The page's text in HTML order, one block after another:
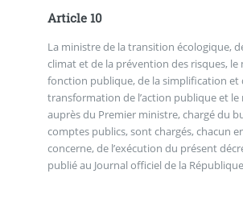
Article 10
La ministre de la transition écologique,
climat et de la prévention des risques, le
fonction publique, de la simplification et
transformation de l’action publique et le
auprès du Premier ministre, chargé du
comptes publics, sont chargés, chacun
concerne, de l’exécution du présent
publié au Journal officiel de la